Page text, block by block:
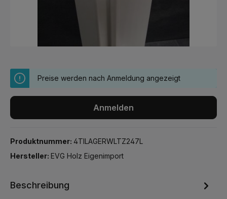
Preise werden nach Anmeldung angezeigt
Anmelden
Produktnummer: 4TILAGERWLTZ247L
Hersteller: EVG Holz Eigenimport
Beschreibung